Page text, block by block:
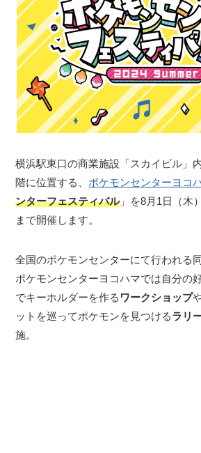
横浜駅東口の商業施設「スカイビル」
階に位置する、ポケモンセンターヨコ
ンターフェスティバル」を8月1日（木
まで開催します。
全国のポケモンセンターにて行われる
ポケモンセンターヨコハマでは自分の
でキーホルダーを作る ワークショップ
ットを巡ってポケモンを見つけるラリ
施。